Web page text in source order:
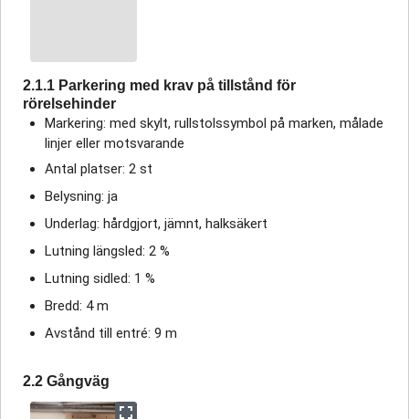
2.1.1 Parkering med krav på tillstånd för
rörelsehinder
Markering: med skylt, rullstolssymbol på marken, målade
linjer eller motsvarande
Antal platser: 2 st
Belysning: ja
Underlag: hårdgjort, jämnt, halksäkert
Lutning längsled: 2 %
Lutning sidled: 1 %
Bredd: 4 m
Avstånd till entré: 9 m
2.2 Gångväg